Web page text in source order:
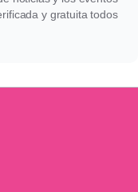
y gratuita todos